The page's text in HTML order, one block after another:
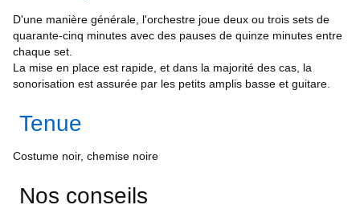
D'une manière générale, l'orchestre joue deux ou trois sets de
quarante-cinq minutes avec des pauses de quinze minutes entre
chaque set.
La mise en place est rapide, et dans la majorité des cas, la
sonorisation est assurée par les petits amplis basse et guitare.
Tenue
Costume noir, chemise noire
Nos conseils